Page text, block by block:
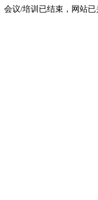
会议/培训已结束，网站